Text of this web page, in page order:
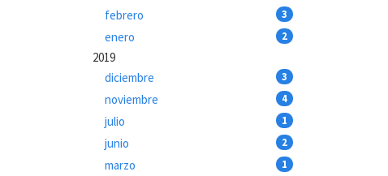
febrero 3
enero 2
2019
diciembre
3
noviembre 4
julio 1
junio 2
marzo 1